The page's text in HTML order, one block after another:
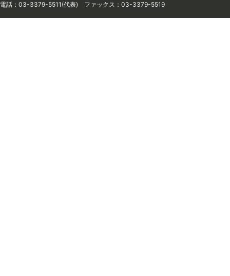
電話：03-3379-5511(代表) ファックス：03-3379-5519